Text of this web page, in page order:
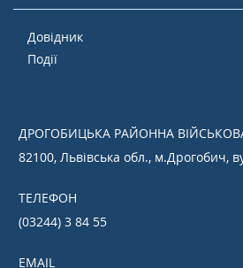
Довідник
Події
ДРОГОБИЦЬКА РАЙОННА
82100, Львівська обл., м.Дрогобич,
ТЕЛЕФОН
(03244) 3 84 55
EMAIL